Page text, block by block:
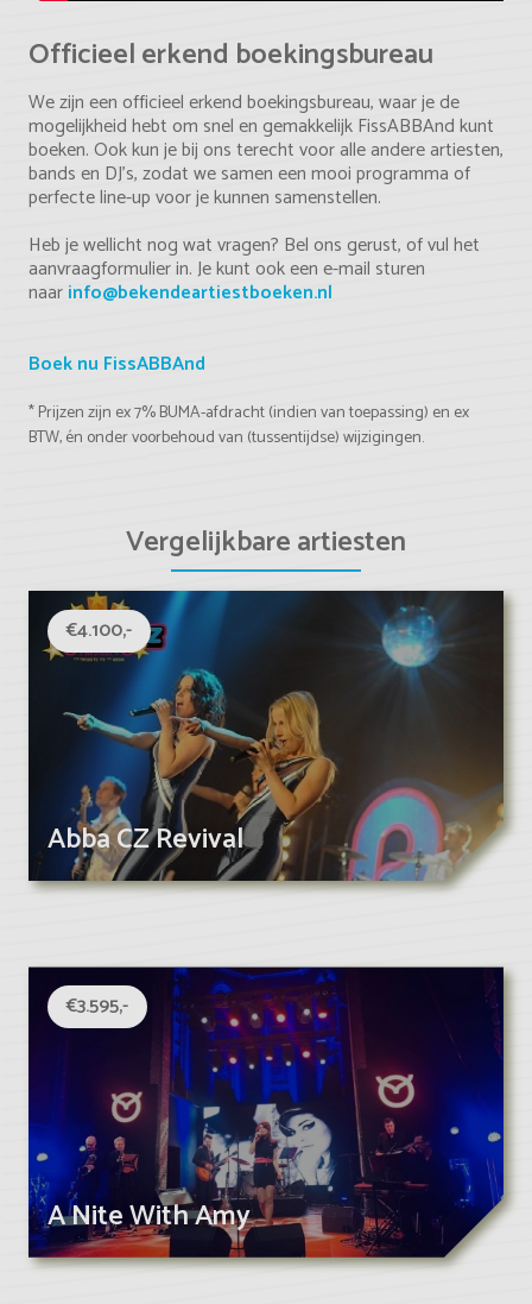
Officieel erkend boekingsbureau
We zijn een officieel erkend boekingsbureau, waar je de
mogelijkheid hebt om snel en gemakkelijk FissABBAnd kunt
boeken. Ook kun je bij ons terecht voor alle andere artiesten,
bands en DJ's, zodat we samen een mooi programma of
perfecte line-up voor je kunnen samenstellen.
Heb je wellicht nog wat vragen? Bel ons gerust, of vul het
aanvraagformulier in. Je kunt ook een e-mail sturen
naarinfo@bekendeartiestboeken.nl
Boek nu FissABBAnd
* Prijzen zijn ex 7% BUMA-afdracht (indien van toepassing) en ex
BTW, én onder voorbehoud van (tussentijdse) wijzigingen.
Vergelijkbare artiesten
€4.100,-
Abba CZ Revival
€3.595,-
A Nite With Amy